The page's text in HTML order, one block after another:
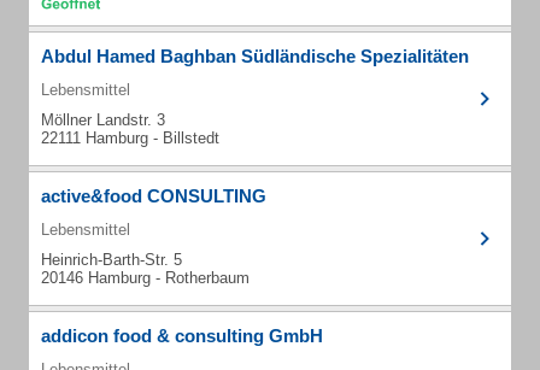
Abdul Hamed Baghban Südländische Spezialitäten
Lebensmittel
Möllner Landstr. 3
22111 Hamburg - Billstedt
active&food CONSULTING
Lebensmittel
Heinrich-Barth-Str. 5
20146 Hamburg - Rotherbaum
addicon food & consulting GmbH